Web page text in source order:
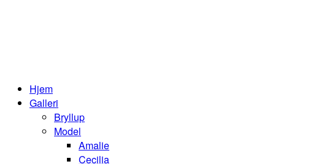
Hjem
Galleri
Bryllup
Model
Amalie
Cecilia